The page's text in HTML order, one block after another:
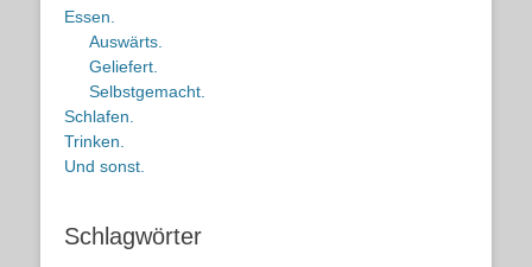
Essen.
Auswärts.
Geliefert.
Selbstgemacht.
Schlafen.
Trinken.
Und sonst.
Schlagwörter